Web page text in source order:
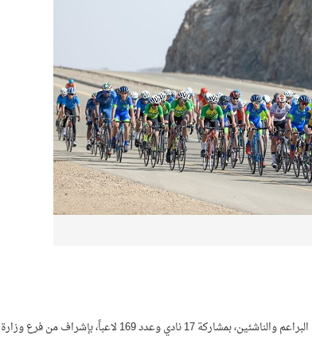
اختُتمت منافسات بطولة دوري الاتحاد الأولى للدرَّاجات الهوائية لفئتي البراعم والناشئين، بمشاركة 17 نادي وعدد 169 لاعباً، بإشراف من فرع وزارة